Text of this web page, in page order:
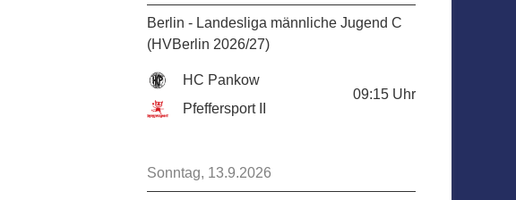
Berlin - Landesliga männliche Jugend C
(HVBerlin 2026/27)
HC Pankow
Pfeffersport II
09:15 Uhr
Sonntag, 13.9.2026